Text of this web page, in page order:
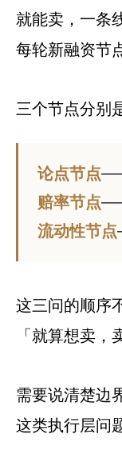
就能卖，一条
每轮新融资节
三个节点分别
论点节点
赔率节点
流动性节点
这三问的顺序
「就算想卖
需要说清楚边
这类执行层问